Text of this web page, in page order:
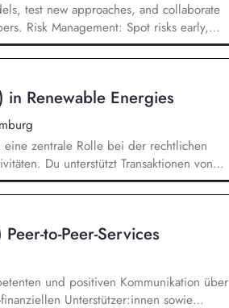
test new approaches, and collaborate
Risk Management: Spot risks early,
anything. Quantitative Analysis: Use
operations, and develop new
live trading results; react quickly to
Renewable Energies
zentrale Rolle bei der rechtlichen
Du unterstützt Transaktionen von
rechtliche Risiken und entwickelst
internen und externen Stakeholdern.
Strategie und Wirtschaft und trägst
Portfolios im Bereich erneuerbare
to-Peer-Services
und positiven Kommunikation über
Unterstützer:innen sowie